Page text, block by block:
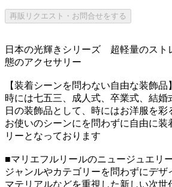
再販リクエスト・お問合せをする
日本の光輝きシリーズ 超軽量のスト
態のアクセサリー
【装着シーンを問わない自由な装飾品】
時には七五三、成人式、卒業式、結婚
日の装飾品として、時にはお洋服を彩
お使いのシーンにを問わずに自由に装
リーとなっております
■マリエフルリールのニュージュエリ
ジャンルやカテゴリーを問わずにデザ
マテリアルなどを重視した新しい次世